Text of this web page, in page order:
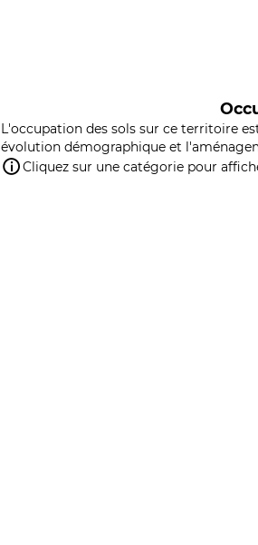
L'occupation des sols sur ce territoire
évolution démographique et
Cliquez sur une catégorie pour